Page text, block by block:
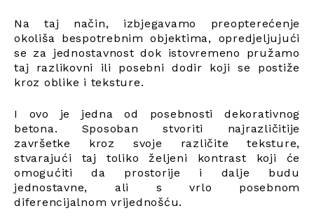
Na taj način, izbjegavamo preopterećenje
okoliša bespotrebnim objektima, opredjeljujući
se za jednostavnost dok istovremeno pružamo
taj razlikovni ili posebni dodir koji se postiže
kroz oblike i teksture.
I ovo je jedna od posebnosti dekorativnog
betona. Sposoban stvoriti najrazličitije
završetke kroz svoje različite teksture,
stvarajući taj toliko željeni kontrast koji će
omogućiti da prostorije i dalje budu
jednostavne, ali s vrlo posebnom
diferencijalnom vrijednošću.